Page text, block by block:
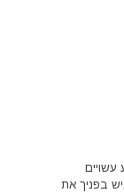
בפניך את